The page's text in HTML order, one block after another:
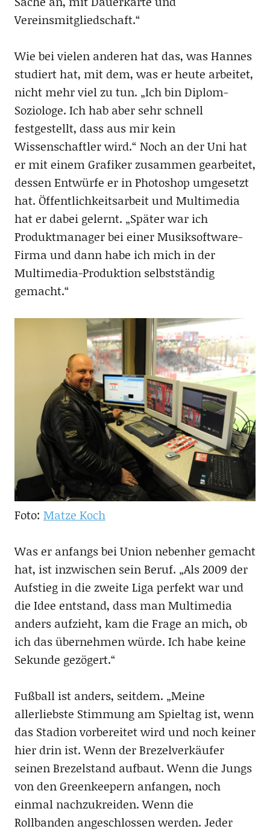
Vereinsmitgliedschaft.“
Wie bei vielen anderen hat das, was Hannes
studiert hat, mit dem, was er heute arbeitet,
nicht mehr viel zu tun. „Ich bin Diplom-
Soziologe. Ich hab aber sehr schnell
festgestellt, dass aus mir kein
Wissenschaftler wird.“ Noch an der Uni hat
er mit einem Grafiker zusammen gearbeitet,
dessen Entwürfe er in Photoshop umgesetzt
hat. Öffentlichkeitsarbeit und Multimedia
hat er dabei gelernt. „Später war ich
Produktmanager bei einer Musiksoftware-
Firma und dann habe ich mich in der
Multimedia-Produktion selbstständig
gemacht.“
Foto: Matze Koch
Was er anfangs bei Union nebenher gemacht
hat, ist inzwischen sein Beruf. „Als 2009 der
Aufstieg in die zweite Liga perfekt war und
die Idee entstand, dass man Multimedia
anders aufzieht, kam die Frage an mich, ob
ich das übernehmen würde. Ich habe keine
Sekunde gezögert.“
Fußball ist anders, seitdem. „Meine
allerliebste Stimmung am Spieltag ist, wenn
das Stadion vorbereitet wird und noch keiner
hier drin ist. Wenn der Brezelverkäufer
seinen Brezelstand aufbaut. Wenn die Jungs
von den Greenkeepern anfangen, noch
einmal nachzukreiden. Wenn die
Rollbanden angeschlossen werden. Jeder